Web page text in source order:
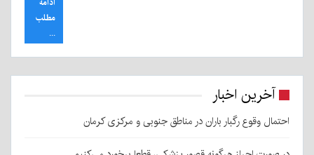
مطلب
...
آخرین اخبار
احتمال وقوع رگبار باران در مناطق جنوبی و مرکزی کرمان